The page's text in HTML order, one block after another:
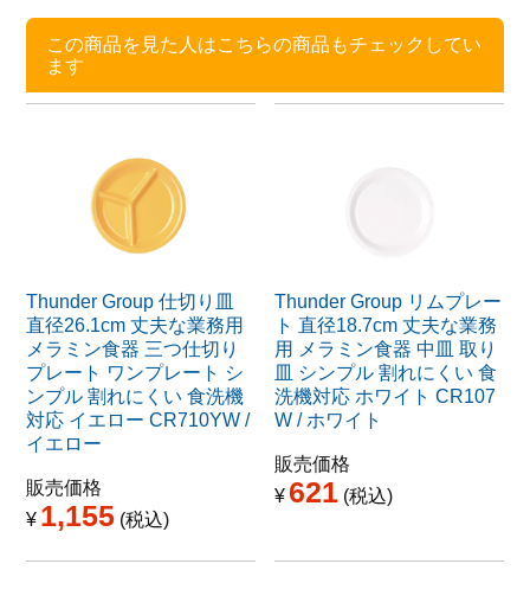
この商品を見た人はこちらの商品もチェックしてい
ます
Thunder Group 仕切り皿
直径26.1cm 丈夫な業務用
メラミン食器 三つ仕切り
プレート ワンプレート シ
ンプル 割れにくい 食洗機
対応 イエロー CR710YW /
イエロー
販売価格
¥ 1,155 税込
Thunder Group リムプレー
ト 直径18.7cm 丈夫な業務
用 メラミン食器 中皿 取り
皿 シンプル 割れにくい 食
洗機対応 ホワイト CR107
W / ホワイト
販売価格
¥ 621 税込